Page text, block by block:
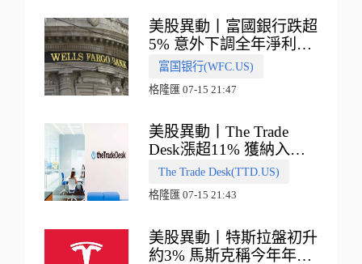
美股異動丨富國銀行跌超
5% 意外下調全年淨利息
收入指引
富国银行(WFC.US)
格隆匯 07-15 21:47
美股異動丨The Trade
Desk漲超11% 獲納入標
普500指數
The Trade Desk(TTD.US)
格隆匯 07-15 21:43
美股異動丨特斯拉盤初升
約3% 馬斯克稱今年年底